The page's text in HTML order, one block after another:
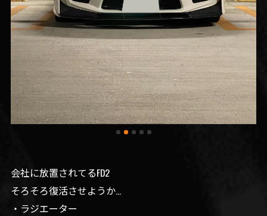
会社に放置されてるFD2
そろそろ復活させようか…
・ラジエーター